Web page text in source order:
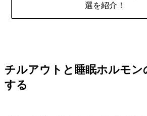
選を紹介！
チルアウトと睡眠ホルモン
する